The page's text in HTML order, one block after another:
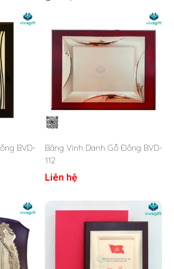
Bảng Vinh Danh
Dương BVD-
BVD-104:
và kim loại
bề mặt đồng và chữ điêu khắc
24cm*31cm
xuất: Ăn mòn kim loại – In UV theo yêu
đỏ lót lụa vàng
– 7 ngày tuỳ số lượng
ưu đãi tại xưởng
BÁO GIÁ NGAY!
Điểm Nổi Bật
BVD-
Bảng Vinh Danh Gỗ Đồng BVD-
112
Liên hệ